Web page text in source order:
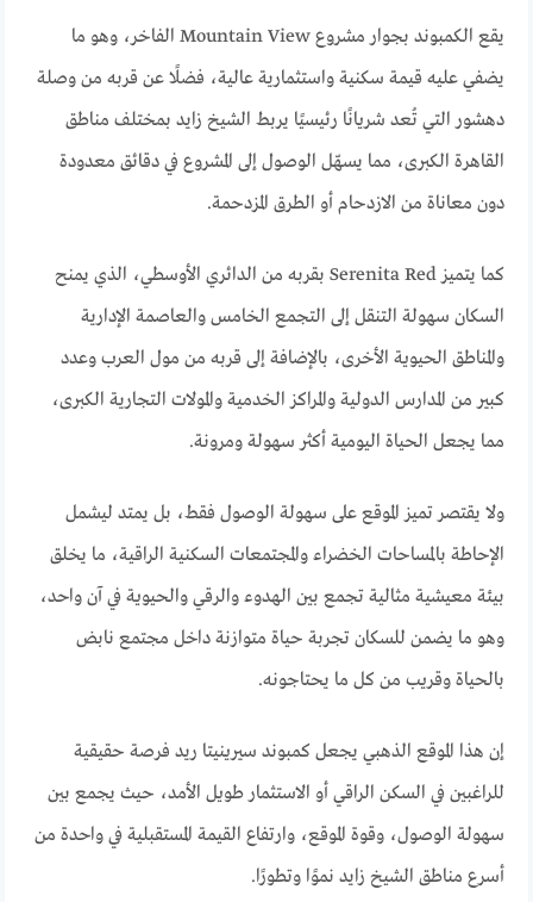
يقع الكمبوند بجوار مشروع Mountain View الفاخر، وهو ما
يضفي عليه قيمة سكنية واستثمارية عالية، فضلًا عن قربه من وصلة
دهشور التي تُعد شريانًا رئيسيًا يربط الشيخ زايد بمختلف مناطق
القاهرة الكبرى، مما يسهّل الوصول إلى المشروع في دقائق معدودة
دون معاناة من الازدحام أو الطرق المزدحمة.
كما يتميز Serenita Red بقربه من الدائري الأوسطي، الذي يمنح
السكان سهولة التنقل إلى التجمع الخامس والعاصمة الإدارية
والمناطق الحيوية الأخرى، بالإضافة إلى قربه من مول العرب وعدد
كبير من المدارس الدولية والمراكز الخدمية والمولات التجارية الكبرى،
مما يجعل الحياة اليومية أكثر سهولة ومرونة.
ولا يقتصر تميز الموقع على سهولة الوصول فقط، بل يمتد ليشمل
الإحاطة بالمساحات الخضراء والمجتمعات السكنية الراقية، ما يخلق
بيئة معيشية مثالية تجمع بين الهدوء والرقي والحيوية في آن واحد،
وهو ما يضمن للسكان تجربة حياة متوازنة داخل مجتمع نابض
بالحياة وقريب من كل ما يحتاجونه.
إن هذا الموقع الذهبي يجعل كمبوند سيرينيتا ريد فرصة حقيقية
للراغبين في السكن الراقي أو الاستثمار طويل الأمد، حيث يجمع بين
سهولة الوصول، وقوة الموقع، وارتفاع القيمة المستقبلية في واحدة من
أسرع مناطق الشيخ زايد نموًا وتطورًا.